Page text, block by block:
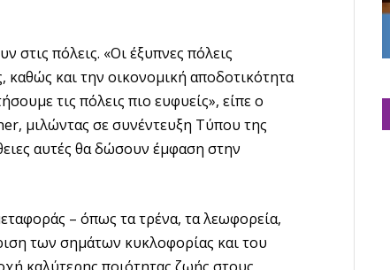
στις πόλεις. «Οι έξυπνες πόλεις
και την οικονομική αποδοτικότητα
τις πόλεις πιο ευφυείς», είπε ο
μιλώντας σε συνέντευξη Τύπου της
αυτές θα δώσουν έμφαση στην
– όπως τα τρένα, τα λεωφορεία,
των σημάτων κυκλοφορίας και του